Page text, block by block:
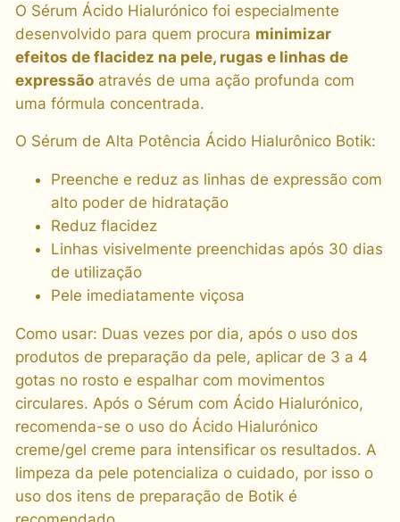
O Sérum Ácido Hialurónico foi especialmente
desenvolvido para quem procura minimizar
efeitos de flacidez na pele, rugas e linhas de
expressãoatravés de uma ação profunda com
uma fórmula concentrada.
O Sérum de Alta Potência Ácido Hialurônico Botik:
Preenche e reduz as linhas de expressão com
alto poder de hidratação
Reduz flacidez
Linhas visivelmente preenchidas após 30 dias
de utilização
Pele imediatamente viçosa
Como usar: Duas vezes por dia, após o uso dos
produtos de preparação da pele, aplicar de 3 a 4
gotas no rosto e espalhar com movimentos
circulares. Após o Sérum com Ácido Hialurónico,
recomenda-se o uso do Ácido Hialurónico
creme/gel creme para intensificar os resultados. A
limpeza da pele potencializa o cuidado, por isso o
uso dos itens de preparação de Botik é